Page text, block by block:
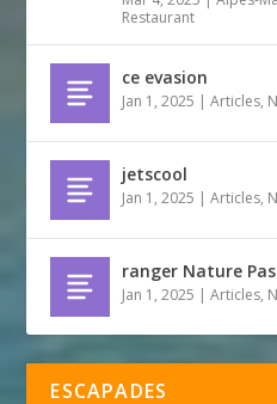
Restaurant
ce evasion
Jan 1, 2025 |Articles,
jetscool
Jan 1, 2025 |Articles,
ranger Nature
Jan 1, 2025 |Articles,
ESCAPADES